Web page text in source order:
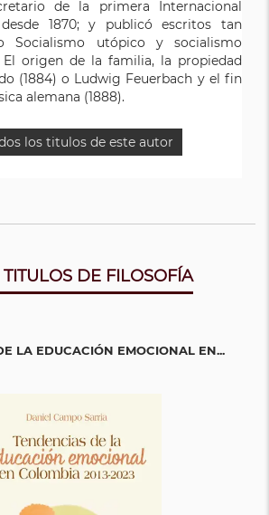
de la primera Internacional
1870; y publicó escritos tan
Socialismo utópico y socialismo
El origen de la familia, la propiedad
(1884) o Ludwig Feuerbach y el fin
alemana (1888).
los titulos de este autor
de la Asociación Internacional de
le dio la oportunidad de impregnar
mundial con sus ideas. Marx
su doctrina como línea oficial de la
ésta acabaría hundiéndose por el
de las divisiones internas y la
a partir de la cual se retira de la
actividad política.
TITULOS DE FILOSOFÍA
LA EDUCACIÓN EMOCIONAL EN...